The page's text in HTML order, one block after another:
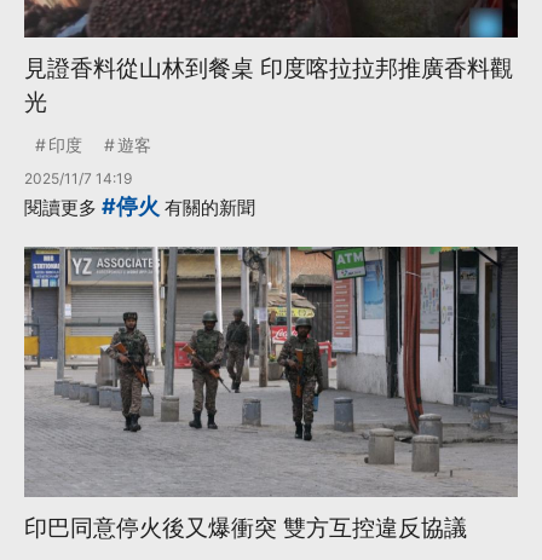
見證香料從山林到餐桌 印度喀拉拉邦推廣香料觀
光
印度 遊客
2025/11/7 14:19
閱讀更多 #停火 有關的新聞
印巴同意停火後又爆衝突 雙方互控違反協議